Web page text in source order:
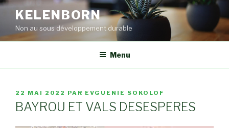
Aller
contenu
principal
KELENBORN
Non au sous développement durable
Menu
PUBLIÉ
LE
22 MAI 2022 PAR EVGUENIE SOKOLOF
BAYROU ET VALS DESESPERES